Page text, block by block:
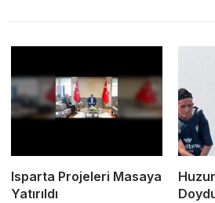
Isparta Projeleri Masaya
Yatırıldı